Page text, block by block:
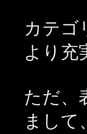
カテゴ
より充
ただ、
まして